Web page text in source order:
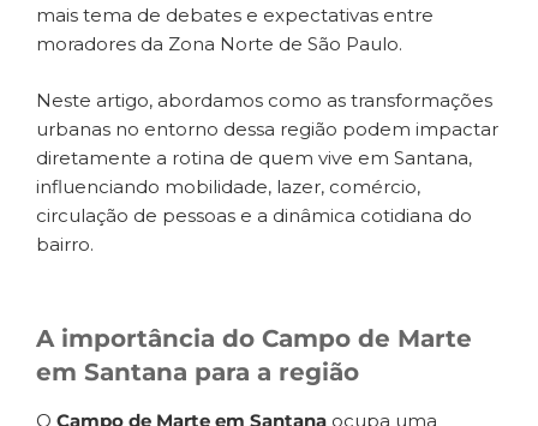
mais tema de debates e expectativas entre
moradores da Zona Norte de São Paulo.
Neste artigo, abordamos como as transformações
urbanas no entorno dessa região podem impactar
diretamente a rotina de quem vive em Santana,
influenciando mobilidade, lazer, comércio,
circulação de pessoas e a dinâmica cotidiana do
bairro.
A importância do Campo de Marte
em Santana para a região
O Campo de Marte em Santana ocupa uma